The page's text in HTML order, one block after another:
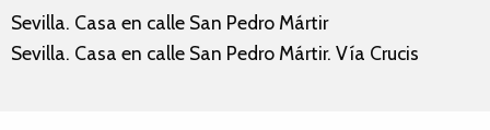
Sevilla. Casa en calle San Pedro Mártir
Sevilla. Casa en calle San Pedro Mártir. Vía Crucis